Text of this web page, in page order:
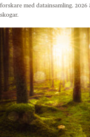
forskare med datainsamling.
skogar.